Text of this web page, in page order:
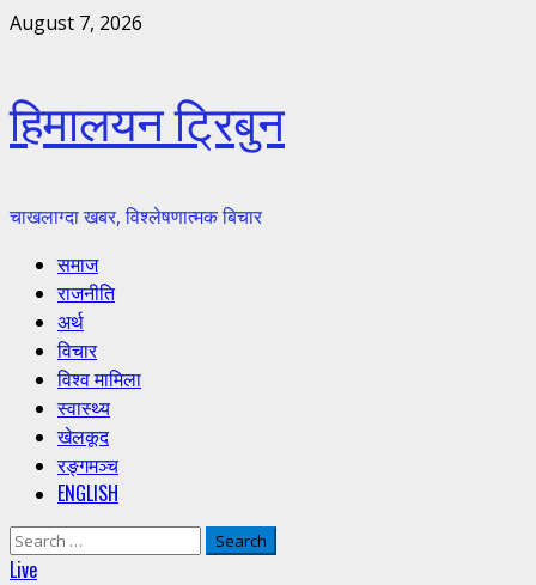
Skip
August 7, 2026
हिमालयन ट्रिबुन
चाखलाग्दा खबर, विश्लेषणात्मक बिचार
Primary
Menu
समाज
राजनीति
अर्थ
विचार
विश्व मामिला
स्वास्थ्य
खेलकूद
रङ्गमञ्च
ENGLISH
Search
for:
Live